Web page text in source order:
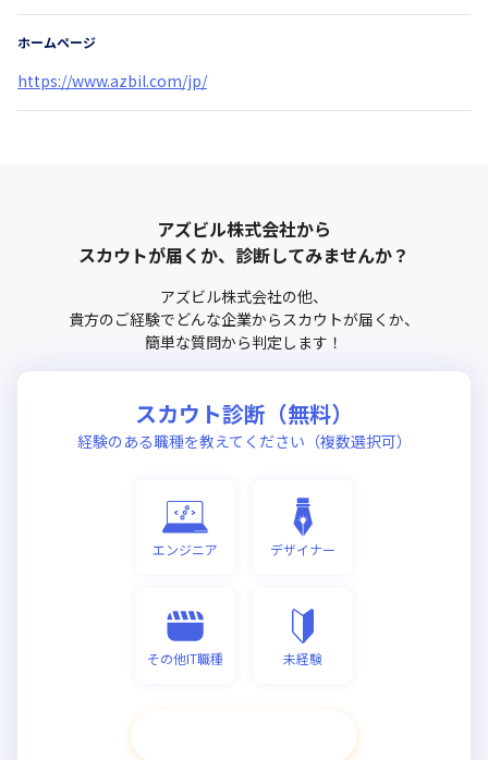
ホームページ
https://www.azbil.com/jp/
アズビル株式会社から
スカウトが届くか、診断してみませんか？
アズビル株式会社の他、
貴方のご経験でどんな企業からスカウトが届くか、
簡単な質問から判定します！
スカウト診断（無料）
経験のある職種を教えてください（複数選択可）
エンジニア デザイナー
その他IT職種 未経験